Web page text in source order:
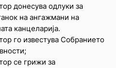
донесува одлуки за
на ангажмани на
канцеларија.
го известува Собранието
се грижи за